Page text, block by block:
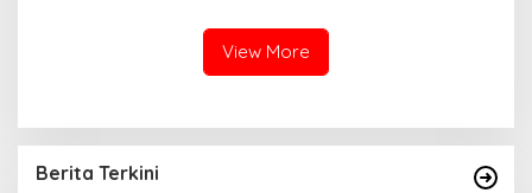
View More
Berita Terkini